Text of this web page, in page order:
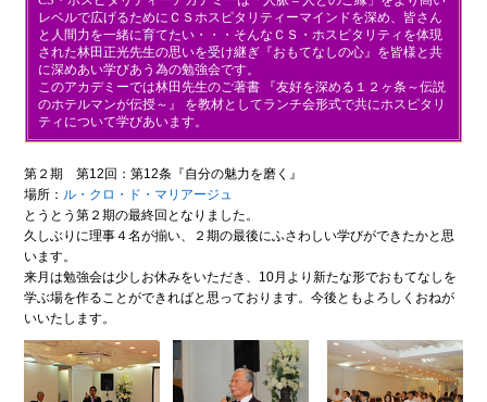
レベルで広げるためにＣＳホスピタリティーマインドを深め、皆さん
と人間力を一緒に育てたい・・・そんなＣＳ・ホスピタリティを体現
された林田正光先生の思いを受け継ぎ『おもてなしの心』を皆様と共
に深めあい学びあう為の勉強会です。
このアカデミーでは林田先生のご著書 『友好を深める１２ヶ条～伝説
のホテルマンが伝授～』 を教材としてランチ会形式で共にホスピタリ
ティについて学びあいます。
第２期 第12回：第12条『自分の魅力を磨く』
場所： ル・クロ・ド・マリアージュ
とうとう第２期の最終回となりました。
久しぶりに理事４名が揃い、２期の最後にふさわしい学びができたかと思
います。
来月は勉強会は少しお休みをいただき、10月より新たな形でおもてなしを
学ぶ場を作ることができればと思っております。今後ともよろしくおねが
いいたします。